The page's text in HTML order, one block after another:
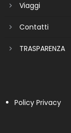
Viaggi
Contatti
TRASPARENZA
Policy Privacy